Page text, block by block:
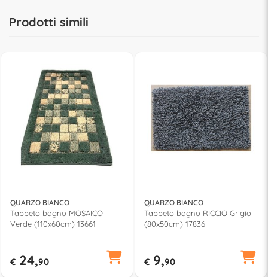
Prodotti simili
QUARZO BIANCO
Tappeto bagno MOSAICO
Verde (110x60cm) 13661
€ 24,90
QUARZO BIANCO
Tappeto bagno RICCIO Grigio
(80x50cm) 17836
€ 9,90